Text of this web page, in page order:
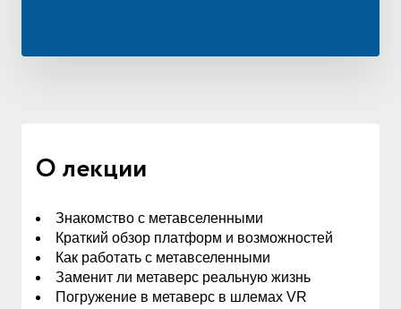
О лекции
Знакомство с метавселенными
Краткий обзор платформ и возможностей
Как работать с метавселенными
Заменит ли метаверс реальную жизнь
Погружение в метаверс в шлемах VR